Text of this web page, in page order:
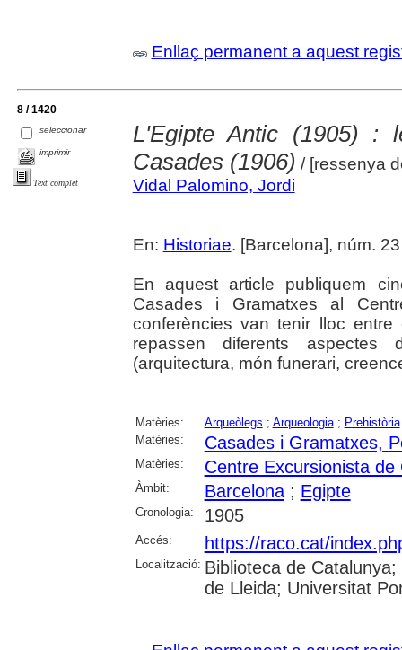
Enllaç permanent a aquest
8 / 1420
seleccionar
imprimir
Text complet
L'Egipte Antic (1905) :
Casades (1906) / [ressenya
Vidal Palomino, Jordi
En: Historiae. [Barcelona], núm.
En aquest article publiquem
Casades i Gramatxes al
conferències van tenir lloc
repassen diferents
(arquitectura, món funerari,
Matèries: Arqueòlegs ; Arqueologia; Prehistòria
Matèries:
Casades i Gramatxes,
Matèries: Centre Excursionista de
Àmbit: Barcelona; Egipte
Cronologia: 1905
Accés: https://raco.cat/
Localització: Biblioteca de
de Lleida; Universitat